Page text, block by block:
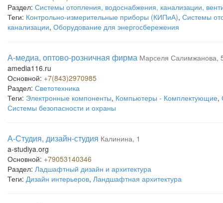
Раздел: Системы отопления, водоснабжения, канализации,
Теги: Контрольно-измерительные приборы (КИПиА), Системы
канализации, Оборудование для энергосбережения
А-медиа, оптово-розничная фирма Марселя Салимжанова,
amedia116.ru
Основной: +7(843)2970985
Раздел: Светотехника
Теги: Электронные компоненты, Компьютеры - Комплектующие,
Системы безопасности и охраны
А-Студия, дизайн-студия Калинина, 1
a-studiya.org
Основной: +79053140346
Раздел: Ладшафтный дизайн и архитектура
Теги: Дизайн интерьеров, Ландшафтная архитектура